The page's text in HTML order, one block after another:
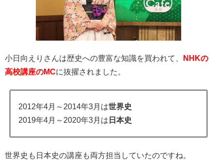
小日向えりさんは歴史への豊富な知識を買われて、
NHKの
高校講座のMCに抜擢されました。
2012年4月～2014年3月は世界史
2019年4月～2020年3月は 日本史
世界史も日本史の講座も両方担当していたのですね。